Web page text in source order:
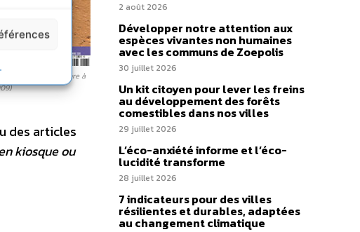
(N°118 – Septembre à
des articles
kiosque ou
2 août 2026
Développer notre attention aux
espèces vivantes non humaines
avec les communs de Zoepolis
30 juillet 2026
Un kit citoyen pour lever les freins
au développement des forêts
comestibles dans nos villes
29 juillet 2026
L’éco-anxiété informe et l’éco-
lucidité transforme
28 juillet 2026
7 indicateurs pour des villes
résilientes et durables, adaptées
au changement climatique